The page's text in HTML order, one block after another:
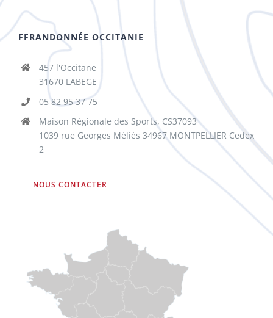
FFRANDONNÉE OCCITANIE
457 l'Occitane
31670 LABEGE
05 82 95 37 75
Maison Régionale des Sports, CS37093
1039 rue Georges Méliès 34967 MONTPELLIER Cedex
2
NOUS CONTACTER